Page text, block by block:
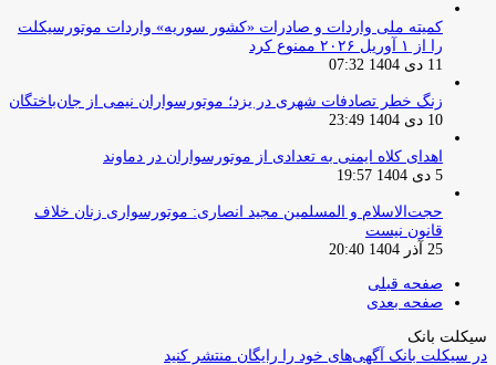
کمیته ملی واردات و صادرات «کشور سوریه» واردات موتورسیکلت
را از ۱ آوریل ۲۰۲۶ ممنوع کرد
11 دی 1404 07:32
زنگ خطر تصادفات شهری در یزد؛ موتورسواران نیمی از جان‌باختگان
10 دی 1404 23:49
اهدای کلاه ایمنی به تعدادی از موتورسواران در دماوند
5 دی 1404 19:57
حجت‌الاسلام و المسلمین مجید انصاری: موتورسواری زنان خلاف
قانون نیست
25 آذر 1404 20:40
صفحه قبلی
صفحه بعدی
سیکلت بانک
در سیکلت بانک آگهی‌های خود را رایگان منتشر کنید